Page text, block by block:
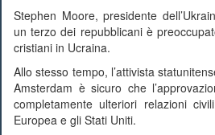
Stephen Moore, presidente
un terzo dei repubblicani è
cristiani in Ucraina.
Allo stesso tempo, l’attivista
Amsterdam è sicuro che
completamente ulteriori relazioni
Europea e gli Stati Uniti.